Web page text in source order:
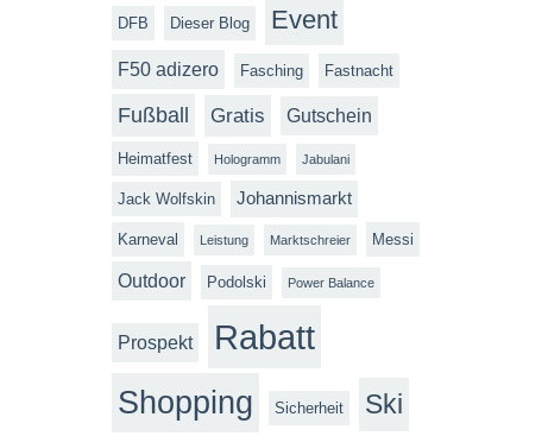
DFB Dieser Blog Event
F50 adizero Fasching Fastnacht
Fußball Gratis Gutschein
Heimatfest Hologramm Jabulani
Jack Wolfskin Johannismarkt
Karneval Leistung Marktschreier Messi
Outdoor Podolski Power Balance
Prospekt Rabatt
Shopping Sicherheit Ski